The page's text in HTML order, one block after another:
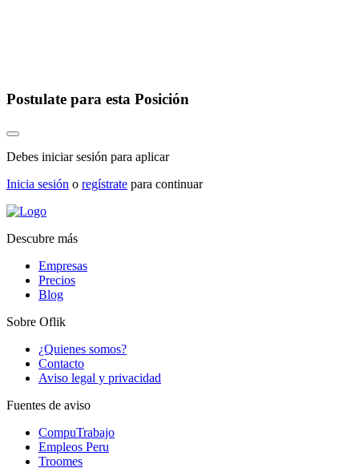
Postulate para esta Posición
Debes iniciar sesión para aplicar
Inicia sesión o regístrate para continuar
Descubre más
Empresas
Precios
Blog
Sobre Oflik
¿Quienes somos?
Contacto
Aviso legal y privacidad
Fuentes de aviso
CompuTrabajo
Empleos Peru
Troomes